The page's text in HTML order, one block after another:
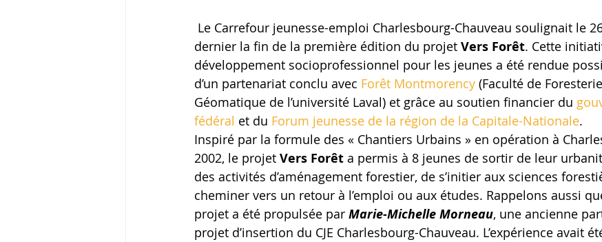
dernier la fin de la première édition du projet Vers Forêt. Cette
développement socioprofessionnel pour les jeunes a été rendue
d’un partenariat conclu avec Forêt Montmorency (Faculté de
Géomatique de l’université Laval) et grâce au soutien financier du
fédéral et du Forum jeunesse de la région de la Capitale-Nationale.
Inspiré par la formule des « Chantiers Urbains » en opération à
2002, le projet Vers Forêt a permis à 8 jeunes de sortir de leur
des activités d’aménagement forestier, de s’initier aux sciences
cheminer vers un retour à l’emploi ou aux études. Rappelons aussi
projet a été propulsée par Marie-Michelle Morneau, une ancienne
projet d’insertion du CJE Charlesbourg-Chauveau. L’expérience avait